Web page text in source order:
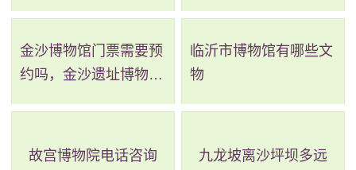
金沙博物馆门票需要预
约吗，金沙遗址博物馆
临沂市博物馆有哪些文
物
故宫博物院电话咨询 九龙坡离沙坪坝多远